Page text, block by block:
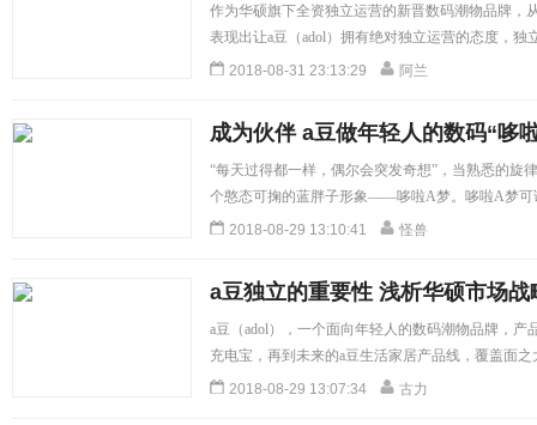
作为华硕旗下全资独立运营的新晋数码潮物品牌，
表现出让a豆（adol）拥有绝对独立运营的态度，
让a豆（adol）本身与华硕的关系除了 “坚如磐石”
细]
2018-08-31 23:13:29 阿兰
成为伙伴 a豆做年轻人的数码“哆
“每天过得都一样，偶尔会突发奇想”，当熟悉的旋
个憨态可掬的蓝胖子形象——哆啦A梦。哆啦A梦可
大雄的重要人生伙伴，它最大的亮点便是那些天马
样的一个新兴数码品牌，立志成为年轻人的数码哆
[详细]
2018-08-29 13:10:41 怪兽
a豆独立的重要性 浅析华硕市场战
a豆（adol），一个面向年轻人的数码潮物品牌，产
充电宝，再到未来的a豆生活家居产品线，覆盖面
晋的品牌。a豆（adol）作为华硕旗下全资运营的
2018-08-29 13:07:34 古力